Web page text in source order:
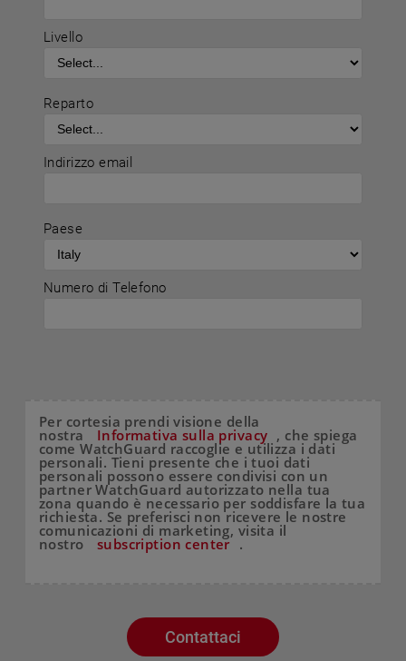
Livello
Reparto
Indirizzo email
Paese
Numero di Telefono
Per cortesia prendi visione della
nostra Informativa sulla privacy , che spiega
come WatchGuard raccoglie e utilizza i dati
personali. Tieni presente che i tuoi dati
personali possono essere condivisi con un
partner WatchGuard autorizzato nella tua
zona quando è necessario per soddisfare la tua
richiesta. Se preferisci non ricevere le nostre
comunicazioni di marketing, visita il
nostro subscription center .
Contattaci